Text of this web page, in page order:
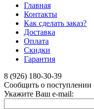
Главная
Контакты
Как сделать заказ?
Доставка
Оплата
Скидки
Гарантия
8 (926) 180-30-39
Сообщить о поступлении
Укажите Ваш e-mail: